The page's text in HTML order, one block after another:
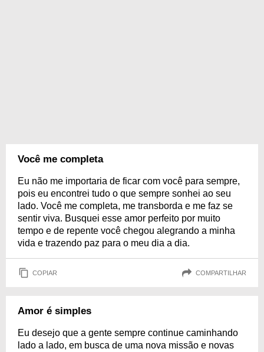
Você me completa
Eu não me importaria de ficar com você para sempre,
pois eu encontrei tudo o que sempre sonhei ao seu
lado. Você me completa, me transborda e me faz se
sentir viva. Busquei esse amor perfeito por muito
tempo e de repente você chegou alegrando a minha
vida e trazendo paz para o meu dia a dia.
COPIAR COMPARTILHAR
Amor é simples
Eu desejo que a gente sempre continue caminhando
lado a lado, em busca de uma nova missão e novas